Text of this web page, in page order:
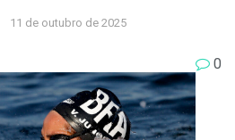
11 de outubro de 2025
0